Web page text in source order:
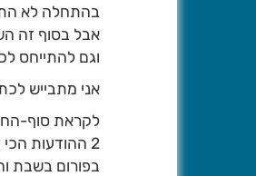
בהתחלה לא
אבל בסוף זה
וגם להתייחס
אני מתבייש
לקראת סוף-
2 ההודעות
בפורום בשבת